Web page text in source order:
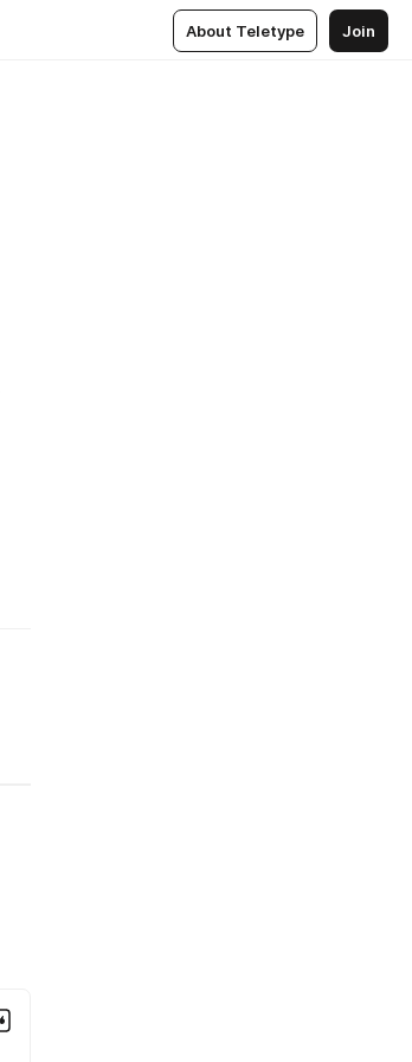
About Teletype Join